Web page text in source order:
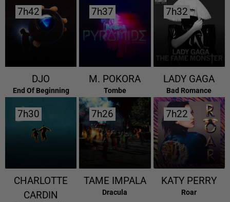
7h42
7h42
DJO
End Of Beginning
7h37
7h37
M. POKORA
Tombe
7h32
7h32
LADY GAGA
Bad Romance
7h30
7h30
CHARLOTTE
CARDIN
7h26
7h26
TAME IMPALA
Dracula
7h22
7h22
KATY PERRY
Roar